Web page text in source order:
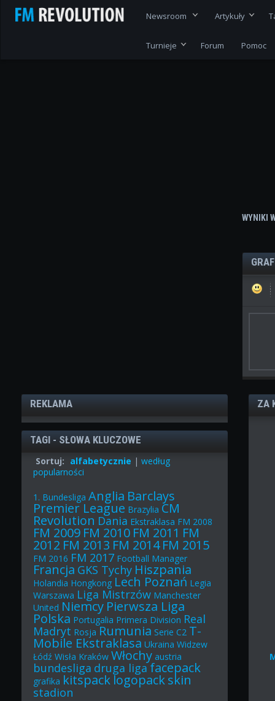
Newsroom Artykuły
Turnieje Forum Pomoc
WYNIKI
REKLAMA
TAGI - SŁOWA KLUCZOWE
Sortuj: alfabetycznie |według
popularności
1. Bundesliga Anglia Barclays
Premier League Brazylia CM
Revolution Dania Ekstraklasa FM 2008
FM 2009 FM 2010 FM 2011 FM
2012 FM 2013 FM 2014 FM 2015
FM 2016 FM 2017 Football Manager
Francja GKS Tychy Hiszpania
Holandia Hongkong Lech Poznań Legia
Warszawa Liga Mistrzów Manchester
United Niemcy Pierwsza Liga
Polska Portugalia Primera Division Real
Madryt Rosja Rumunia Serie C2 T-
Mobile Ekstraklasa Ukraina Widzew
Łódź Wisła Kraków Włochy austria
bundesliga druga ligafacepack
grafika kitspacklogopackskin
stadion
ZA